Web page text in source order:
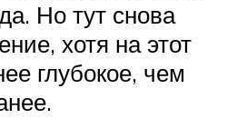
Но тут снова
хотя на этот
глубокое, чем